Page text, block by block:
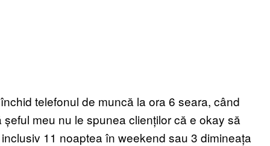
telefonul de muncă la ora 6 seara, când
meu nu le spunea clienților că e okay să
11 noaptea în weekend sau 3 dimineața